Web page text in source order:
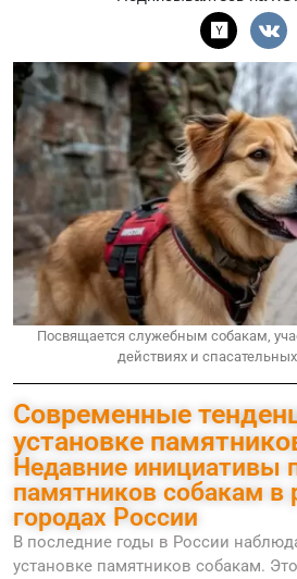
Посвящается служебным собакам,
действиях и
Современные
установке
Недавние инициативы
памятников собакам в
городах России
В последние годы в России
установке памятников собакам.